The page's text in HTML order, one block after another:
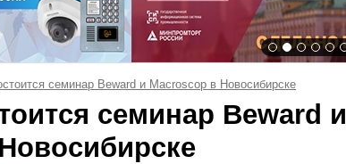
семинар Beward и Macroscop в Новосибирске
семинар Beward и